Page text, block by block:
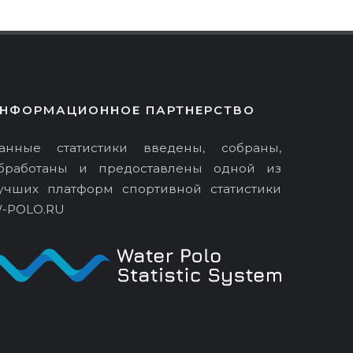
ПАРТНЕРСТВО
статистики введены, собраны,
и предоставлены одной из
платформ спортивной статистики
POLO.RU